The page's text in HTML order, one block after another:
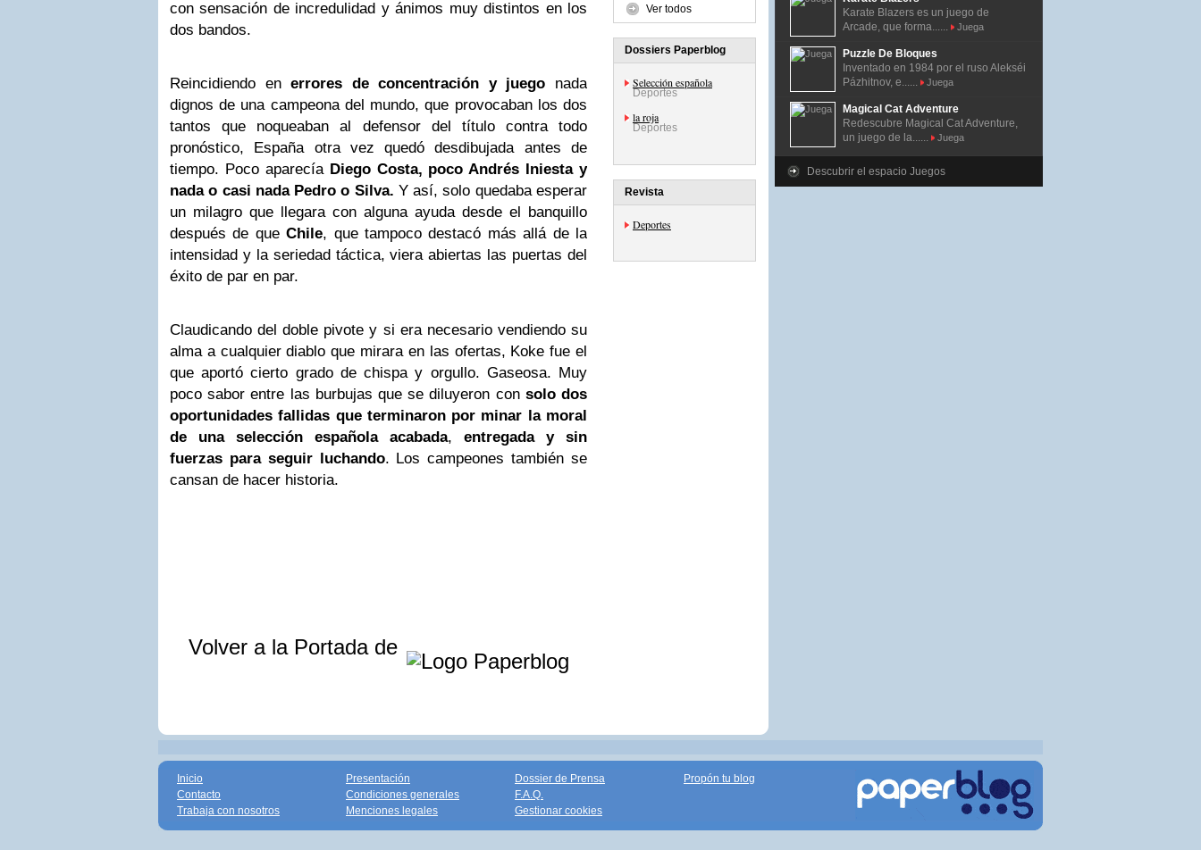
con sensación de incredulidad y ánimos muy distintos en los
dos bandos.
Reincidiendo enerrores de concentración y juego nada
dignos de una campeona del mundo, que provocaban los dos
tantos que noqueaban al defensor del título contra todo
pronóstico, España otra vez quedó desdibujada antes de
tiempo. Poco aparecía Diego Costa, poco Andrés Iniesta y
nada o casi nada Pedro o Silva. Y así, solo quedaba esperar
un milagro que llegara con alguna ayuda desde el banquillo
después de queChile, que tampoco destacó más allá de la
intensidad y la seriedad táctica, viera abiertas las puertas del
éxito de par en par.
Claudicando del doble pivote y si era necesario vendiendo su
alma a cualquier diablo que mirara en las ofertas, Koke fue el
que aportó cierto grado de chispa y orgullo. Gaseosa. Muy
poco sabor entre las burbujas que se diluyeron con solo dos
oportunidades fallidas que terminaron por minar la moral
de una selección española acabada, entregada y sin
fuerzas para seguir luchando. Los campeones también se
cansan de hacer historia.
Volver a la Portada de
Ver todos
Dossiers Paperblog
Selección española
Deportes
la roja
Deportes
Revista
Deportes
Karate Blazers es un juego de
Arcade, que forma......
Juega
Puzzle De Bloques
Inventado en 1984 por el ruso Alekséi
Pázhitnov, e......
Juega
Magical Cat Adventure
Redescubre Magical Cat Adventure,
un juego de la......
Juega
Descubrir el espacio Juegos
Inicio
Contacto
Trabaja con nosotros
Presentación
Condiciones generales
Menciones legales
Dossier de Prensa
F.A.Q.
Gestionar cookies
Propón tu blog